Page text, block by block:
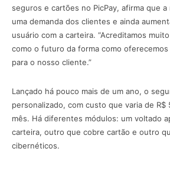
seguros e cartões no PicPay, afirma que
uma demanda dos clientes e ainda
usuário com a carteira. “Acreditamos
como o futuro da forma como
para o nosso cliente.”
Lançado há pouco mais de um ano, o
personalizado, com custo que varia de R$
mês. Há diferentes módulos: um voltado
carteira, outro que cobre cartão e outro
cibernéticos.